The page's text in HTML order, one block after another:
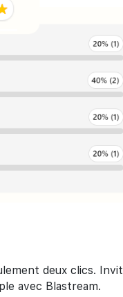
deux clics.
avec Blastream.